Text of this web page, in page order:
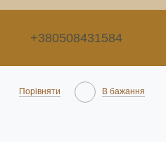
+380508431584
Порівняти В бажання